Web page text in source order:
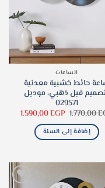
الساعات
حائط خشبية معدنية
فيل ذهبي، موديل
029571
1.770,00 السعر
الأصلي
هو:
1.770,00 EGP.
1.590,00EGP السعر
إضافة إلى السلة